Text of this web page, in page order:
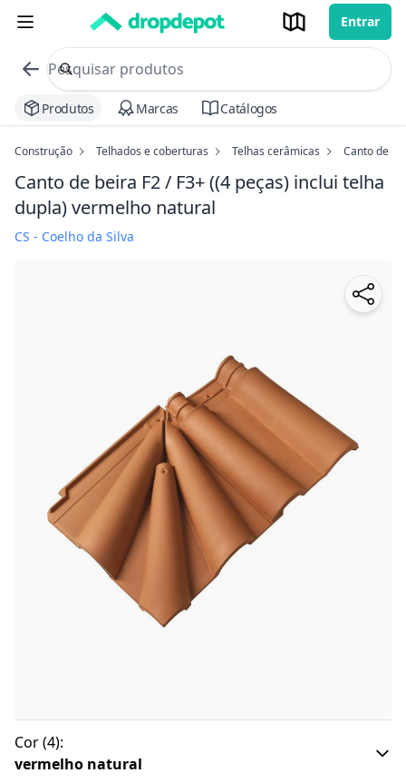
Entrar
commerce search no header
Procurar
Produtos Marcas Catálogos
Construção Telhados e coberturas Telhas cerâmicas Canto de
Canto de beira F2 / F3+ ((4 peças) inclui telha
dupla)vermelho natural
CS - Coelho da Silva
Cor(4):
vermelho natural